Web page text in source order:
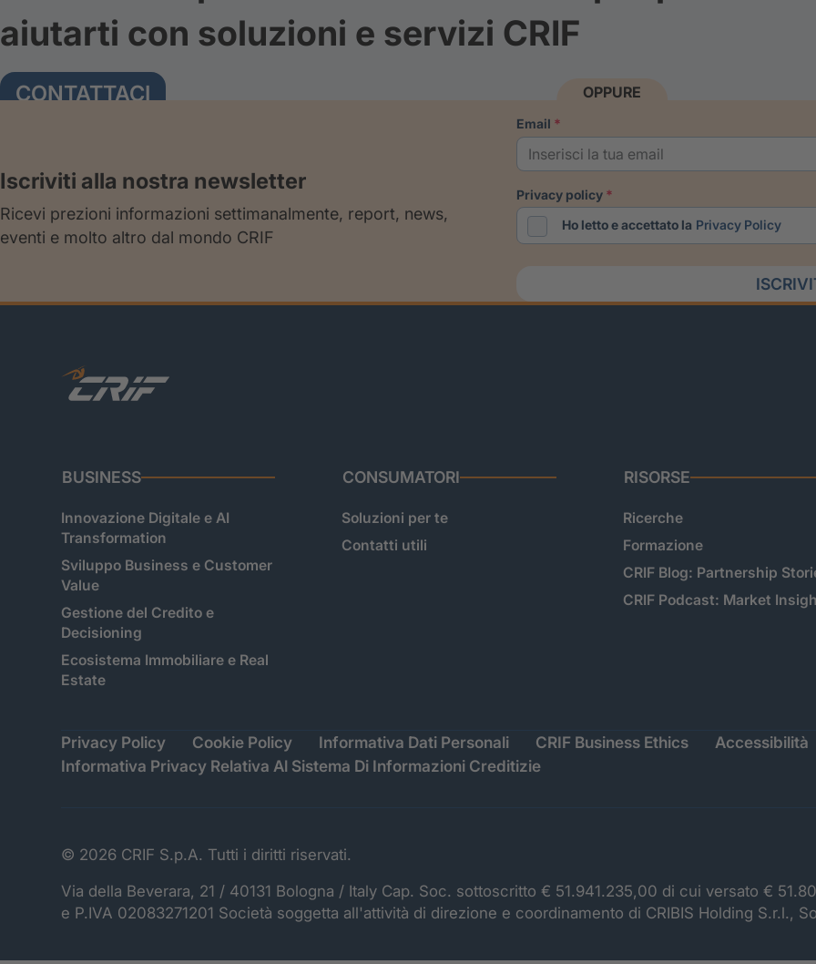
aiutarti con soluzioni e servizi CRIF
CONTATTACI OPPURE
Iscriviti alla nostra newsletter
Ricevi prezioni informazioni settimanalmente, report, news,
eventi e molto altro dal mondo CRIF
email
privacy policy
Ho letto e accettato la Privacy Policy
BUSINESS
Innovazione Digitale e AI
Transformation
Sviluppo Business e Customer
Value
Gestione del Credito e
Decisioning
Ecosistema Immobiliare e Real
Estate
CONSUMATORI
Soluzioni per te
Contatti utili
RISORSE
Ricerche
Formazione
CRIF Blog: Partnership
CRIF Podcast: Market
Privacy Policy Cookie Policy Informativa Dati Personali CRIF Business Ethics
Accessibilità
Informativa Privacy Relativa Al Sistema Di Informazioni Creditizie
© 2026 CRIF S.p.A. Tutti i diritti riservati.
Via della Beverara, 21 / 40131 Bologna / Italy Cap. Soc. sottoscritto € 51.941.235,00 di cui versato €
e P.IVA 02083271201 Società soggetta all'attività di direzione e coordinamento di CRIBIS Holding S.r.l.,